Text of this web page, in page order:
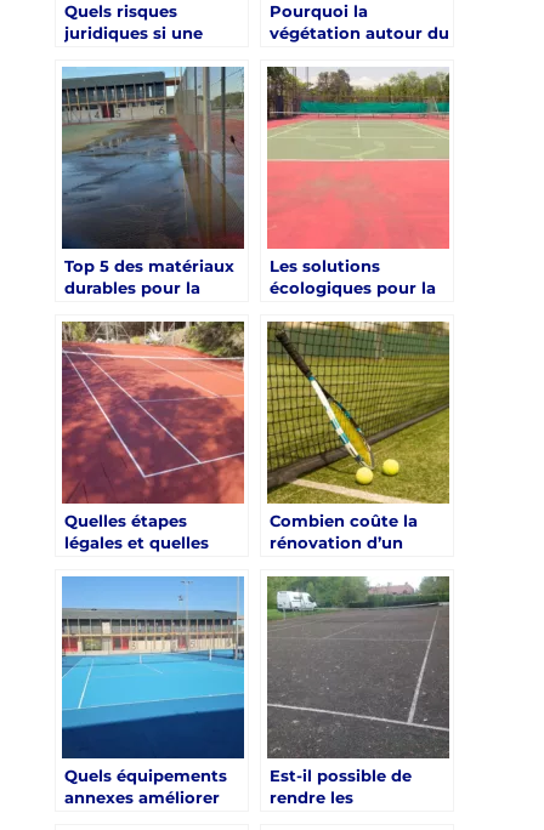
Quels risques
juridiques si une
court de tennis à
Hyères est mal
réalisée ?
Pourquoi la
végétation autour du
elle la rénovation
d’un court de tennis
à Hyères ?
Top 5 des matériaux
durables pour la
court de tennis à
Hyères
Les solutions
écologiques pour la
court de tennis à
Hyères : moderniser
sans polluer
Quelles étapes
légales et quelles
rénovation d’un
court de tennis à
Hyères ?
Combien coûte la
rénovation d’un
Hyères et quels sont
les facteurs à prévoir
?
Quels équipements
annexes améliorer
Est-il possible de
rendre les